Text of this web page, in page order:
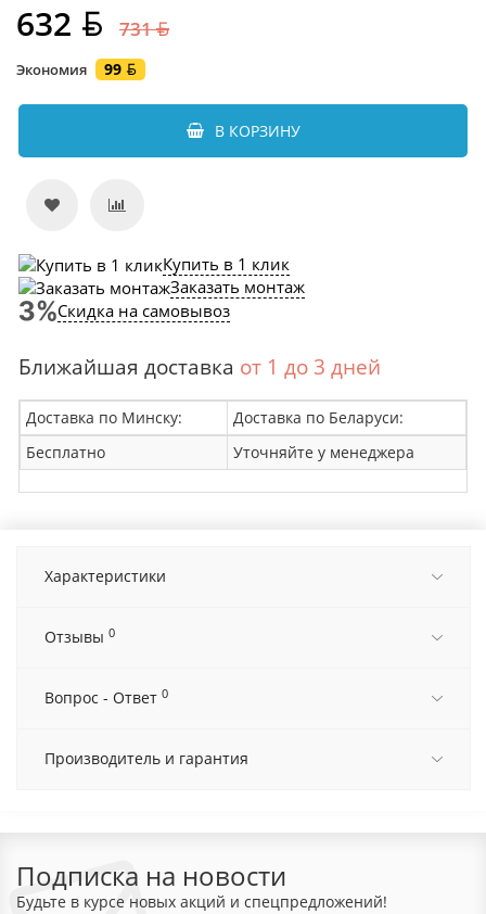
632 731
Экономия 99
В КОРЗИНУ
Купить в 1 клик
Заказать монтаж
Скидка на самовывоз
Ближайшая доставка от 1 до 3 дней
Доставка по Минску:
Доставка по Беларуси:
Бесплатно
Уточняйте у менеджера
Характеристики
Отзывы 0
Вопрос - Ответ 0
Производитель и гарантия
Подписка на новости
Будьте в курсе новых акций и спецпредложений!